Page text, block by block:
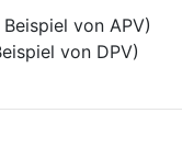
Beispiel von APV)
von DPV)